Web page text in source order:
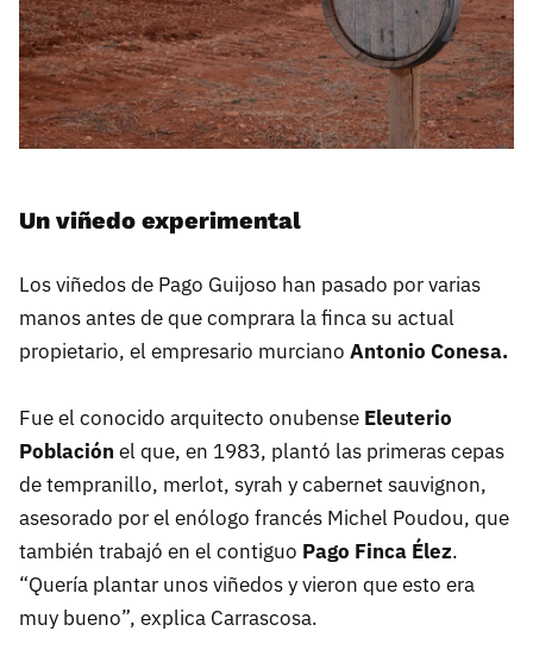
Un viñedo experimental
Los viñedos de Pago Guijoso han pasado por varias
manos antes de que comprara la finca su actual
propietario, el empresario murciano Antonio Conesa.
Fue el conocido arquitecto onubense Eleuterio
Población el que, en 1983, plantó las primeras cepas
de tempranillo, merlot, syrah y cabernet sauvignon,
asesorado por el enólogo francés Michel Poudou, que
también trabajó en el contiguo Pago Finca Élez.
“Quería plantar unos viñedos y vieron que esto era
muy bueno”, explica Carrascosa.